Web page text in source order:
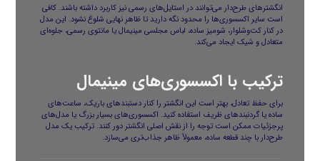
انگشترهای طرح‌دار می‌توانند در استایل‌های رسمی نیز کاربرد داشته باشند. کافی
است سایر اکسسوری‌ها را محدود نگه دارید تا ظاهر نهایی شلوغ نشود. این مدل
در کنار کت‌وشلوار، شومیز ساده، لباس مجلسی مینیمال یا مانتوی رسمی، جلوه‌ای
متعادل و شیک ایجاد می‌کند.
ترکیب با اکسسوری‌های مینیمال
برای حفظ تعادل، بهتر است این انگشتر را کنار دستبندهای باریک، ساعت‌های
ساده یا گردنبندهای ظریف استفاده کنید. اکسسوری‌های بسیار بزرگ یا مدل‌های
پرجزئیات ممکن است توجه را از نقش اصلی انگشتر دور کنند. ترکیب یک مدل
طرح‌دار با چند قطعه ساده، معمولاً ظاهر جذاب‌تری می‌سازد.